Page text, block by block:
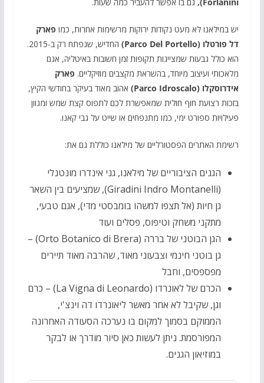
Forlanini), גם בו אפשר להעביר כמה שעות.
יש במילאנו לא מעט נקודות ירוקות מרשימות אחרות, כמו פארק
דל פורטלו (Parco Del Portello)
החדיש, שנפתח רק ב-2015.
הוא כולל גבעות שמצייגות תקופות זמן חשובות באיטליה, אגם
מלאכותי ועיצוב מיוחד, בהשראת מקצבים מוזיקליים. פארק
אידרוסקלו (Parco Idroscalo)
אהוב מאוד בעיקר בחודשי הקיץ,
בזכות רצועת חוף חולית שמאפשרת לכם לתפוס קצת שמש ומגוון
פעילויות ספורט ימי, כמו מתנפחים או שייט על גבי קאנו.
רשימת האתרים הפסטורליים של מילאנו כוללת גם את:
הגנים הציבוריים של מילאנו, גני אינדרו מונטנלי
(Giradini Indro Montanelli), שמציעים בין השאר
גן חיות (אל תצפו למשהו בומבסטי מדי), אגם טבעי,
מתקני משחק וטיפוס, פסלים ועוד
הגן הבוטני של בררה (Orto Botanico di Brera) –
גן בוטני חינמי וצבעוני מאוד, שהרבה מאוד תיירים
מפספסים, וחבל
הכרם של לאונרדו (La Vigna di Leonardo) – כרם
וגן, שקיבל לא אחר מאשר ליאונרדו דה וינצ'י,
הממוקם בסמוך למקום בו נערכה הסעודה האחרונה
המפורסמת. ניתן לעשות כאן סיור מודרך או לבקר
במוזיאון הגנים.